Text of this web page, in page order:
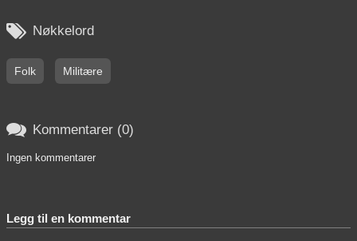
 Nøkkelord
Folk Militære
 Kommentarer (0)
Ingen kommentarer
Legg til en kommentar